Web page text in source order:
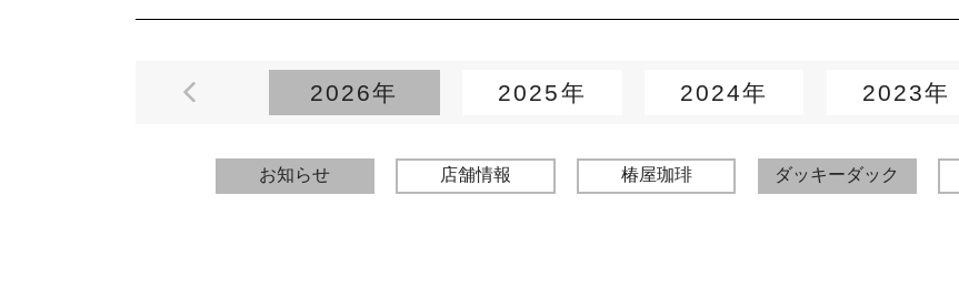
2026年 2025年 2024年 2023年
お知らせ 店舗情報 椿屋珈琲 ダッキーダック